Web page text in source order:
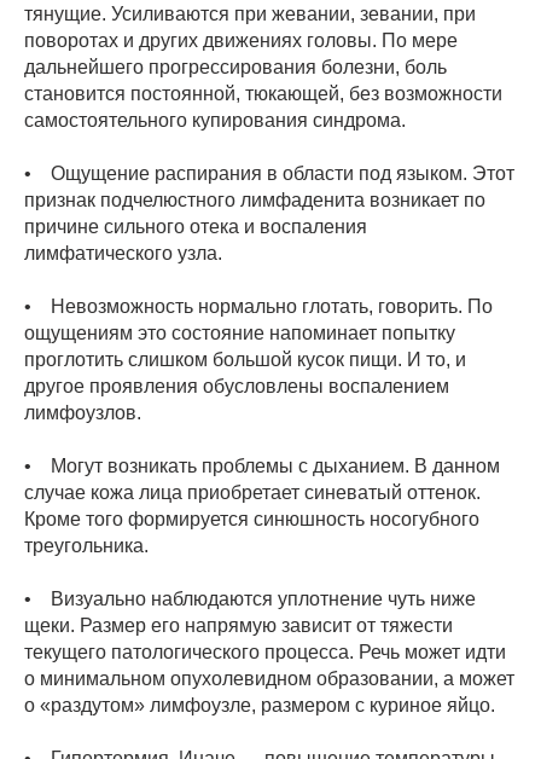
тянущие. Усиливаются при жевании, зевании, при
поворотах и других движениях головы. По мере
дальнейшего прогрессирования болезни, боль
становится постоянной, тюкающей, без возможности
самостоятельного купирования синдрома.
• Ощущение распирания в области под языком. Этот
признак подчелюстного лимфаденита возникает по
причине сильного отека и воспаления
лимфатического узла.
• Невозможность нормально глотать, говорить. По
ощущениям это состояние напоминает попытку
проглотить слишком большой кусок пищи. И то, и
другое проявления обусловлены воспалением
лимфоузлов.
• Могут возникать проблемы с дыханием. В данном
случае кожа лица приобретает синеватый оттенок.
Кроме того формируется синюшность носогубного
треугольника.
• Визуально наблюдаются уплотнение чуть ниже
щеки. Размер его напрямую зависит от тяжести
текущего патологического процесса. Речь может идти
о минимальном опухолевидном образовании, а может
о «раздутом» лимфоузле, размером с куриное яйцо.